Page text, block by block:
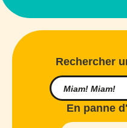
Rechercher
En panne